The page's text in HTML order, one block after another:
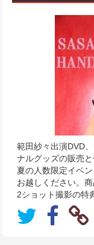
範田紗々出演DVD
ナルグッズの販売
夏の人数限定イベ
お越しください。
2ショット撮影の特